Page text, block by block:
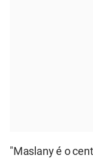
"Maslany é o